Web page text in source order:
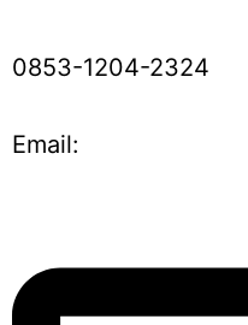
0853-1204-2324
Email: